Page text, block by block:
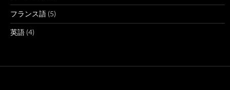
フランス語 (5)
英語 (4)